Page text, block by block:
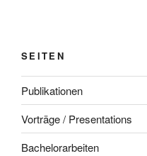
SEITEN
Publikationen
Vorträge / Presentations
Bachelorarbeiten